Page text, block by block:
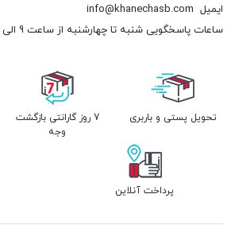
ایمیل info@khanechasb.com
ساعات پاسخگویی شنبه تا چهارشنبه از ساعت 9 الی 19 و پنج شنبه از 9 الی 14
تحویل پستی و باربری
7 روز گارانتی بازگشت
وجه
پرداخت آنلاین